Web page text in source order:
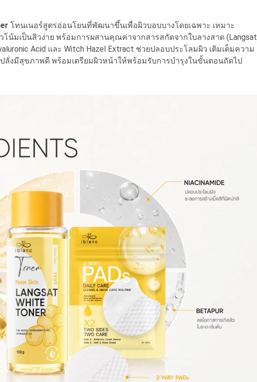
โทนเนอร์สูตรอ่อนโยนที่พัฒนาขึ้นเพื่อผิวบอบบางโดยเฉพาะ เหมาะ
น้มเป็นสิวง่าย พร้อมการผสานคุณค่าจากสารสกัดจากใบลางสาด (Langsat
Acid และ Witch Hazel Extract ช่วยปลอบประโลมผิว เติมเต็มความ
ปลั่งมีสุขภาพดี พร้อมเตรียมผิวหน้าให้พร้อมรับการบำรุงในขั้นตอนถัดไป